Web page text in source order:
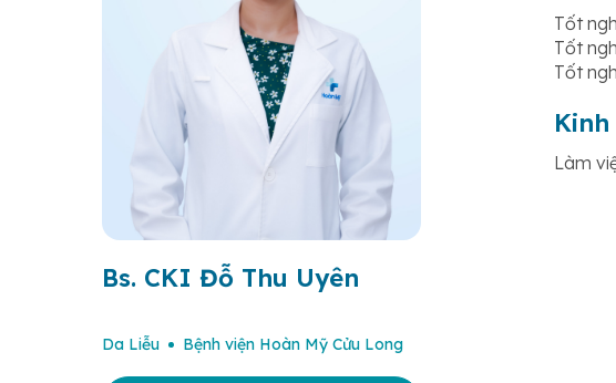
Bs. CKI Đỗ Thu Uyên
Da Liễu Bệnh viện Hoàn Mỹ Cửu Long
Tốt
Tốt
Tốt
Làm